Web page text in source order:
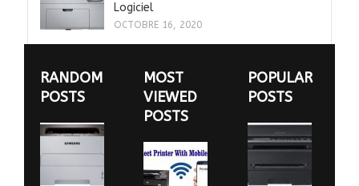
Logiciel
OCTOBRE 16, 2020
RANDOM
POSTS
MOST
VIEWED
POSTS
POPULAR
POSTS